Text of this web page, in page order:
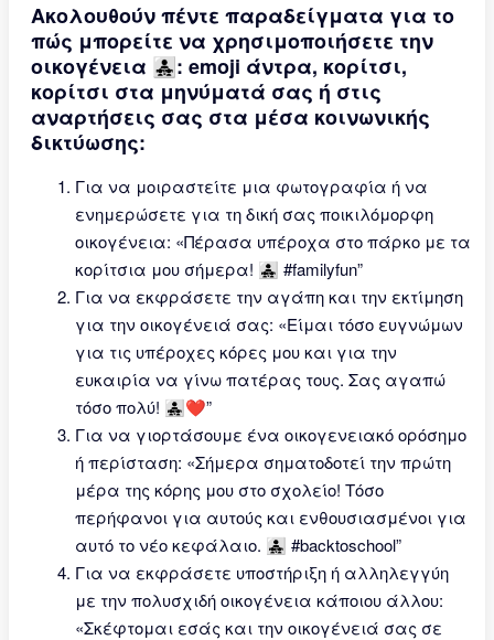
Ακολουθούν πέντε παραδείγματα για το
πώς μπορείτε να χρησιμοποιήσετε την
οικογένεια 👨‍👧‍👧: emoji άντρα, κορίτσι,
κορίτσι στα μηνύματά σας ή στις
αναρτήσεις σας στα μέσα κοινωνικής
δικτύωσης:
Για να μοιραστείτε μια φωτογραφία ή να
ενημερώσετε για τη δική σας ποικιλόμορφη
οικογένεια: «Πέρασα υπέροχα στο πάρκο με τα
κορίτσια μου σήμερα! 👨‍👧‍👧 #familyfun”
Για να εκφράσετε την αγάπη και την εκτίμηση
για την οικογένειά σας: «Είμαι τόσο ευγνώμων
για τις υπέροχες κόρες μου και για την
ευκαιρία να γίνω πατέρας τους. Σας αγαπώ
τόσο πολύ! 👨‍👧‍👧❤️”
Για να γιορτάσουμε ένα οικογενειακό ορόσημο
ή περίσταση: «Σήμερα σηματοδοτεί την πρώτη
μέρα της κόρης μου στο σχολείο! Τόσο
περήφανοι για αυτούς και ενθουσιασμένοι για
αυτό το νέο κεφάλαιο. 👨‍👧‍👧 #backtoschool”
Για να εκφράσετε υποστήριξη ή αλληλεγγύη
με την πολυσχιδή οικογένεια κάποιου άλλου:
«Σκέφτομαι εσάς και την οικογένειά σας σε